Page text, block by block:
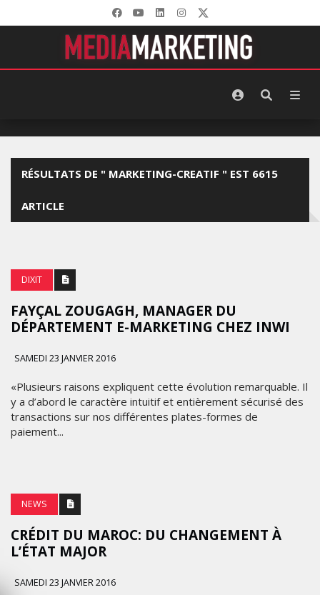
RÉSULTATS DE " MARKETING-CREATIF " EST 6615
ARTICLE
DIXIT
FAYÇAL ZOUGAGH, MANAGER DU
DÉPARTEMENT E-MARKETING CHEZ INWI
SAMEDI 23 JANVIER 2016
«Plusieurs raisons expliquent cette évolution remarquable. Il
y a d’abord le caractère intuitif et entièrement sécurisé des
transactions sur nos différentes plates-formes de
paiement...
NEWS
CRÉDIT DU MAROC: DU CHANGEMENT À
L’ÉTAT MAJOR
SAMEDI 23 JANVIER 2016